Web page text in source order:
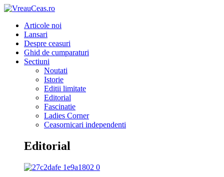
Articole noi
Lansari
Despre ceasuri
Ghid de cumparaturi
Sectiuni
Noutati
Istorie
Editii limitate
Editorial
Fascinatie
Ladies Corner
Ceasornicari independenti
Editorial